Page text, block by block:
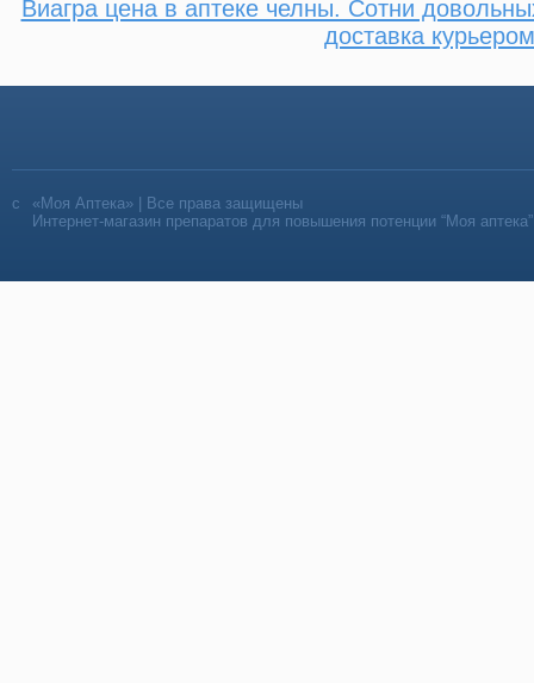
Виагра цена в аптеке челны. Сотни
доставка курьером
«Моя Аптека» | Все права защищены
Интернет-магазин препаратов для повышения потенции “Моя